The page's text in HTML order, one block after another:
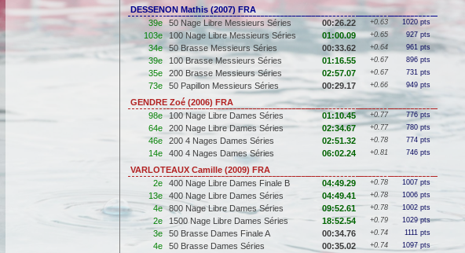
DESSENON Mathis (2007) FRA
39e
50 Nage Libre Messieurs Séries 00:26.22 +0.63 1020 pts
103e 100 Nage Libre Messieurs Séries 01:00.09 +0.65 927 pts
34e 50 Brasse Messieurs Séries 00:33.62 +0.64 961 pts
39e 100 Brasse Messieurs Séries 01:16.55 +0.67 896 pts
35e 200 Brasse Messieurs Séries 02:57.07 +0.67 731 pts
73e 50 Papillon Messieurs Séries 00:29.17 +0.66 949 pts
GENDRE Zoé (2006) FRA
98e
100 Nage Libre Dames Séries 01:10.45 +0.77 776 pts
64e 200 Nage Libre Dames Séries 02:34.67 +0.77 780 pts
46e 200 4 Nages Dames Séries 02:51.32 +0.78 774 pts
14e 400 4 Nages Dames Séries 06:02.24 +0.81 746 pts
VARLOTEAUX Camille (2009) FRA
2e
400 Nage Libre Dames Finale B 04:49.29 +0.78 1007 pts
13e 400 Nage Libre Dames Séries 04:49.41 +0.78 1006 pts
4e 800 Nage Libre Dames Séries 09:52.61 +0.78 1002 pts
2e 1500 Nage Libre Dames Séries 18:52.54 +0.79 1029 pts
3e 50 Brasse Dames Finale A 00:34.76 +0.74 1111 pts
4e 50 Brasse Dames Séries 00:35.02 +0.74 1097 pts